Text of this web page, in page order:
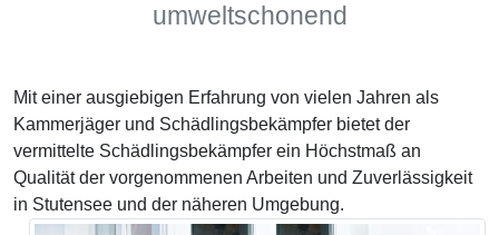
umweltschonend
Mit einer ausgiebigen Erfahrung von vielen Jahren als
Kammerjäger und Schädlingsbekämpfer bietet der
vermittelte Schädlingsbekämpfer ein Höchstmaß an
Qualität der vorgenommenen Arbeiten und Zuverlässigkeit
in Stutensee und der näheren Umgebung.